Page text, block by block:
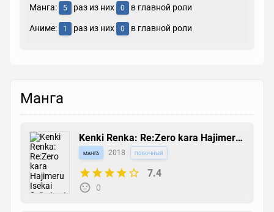
Манга: 5 раз из них 0 в главной роли
Аниме: 1 раз из них 0 в главной роли
Манга
Kenki Renka: Re:Zero kara Hajimeru
Isekai Seikatsu†Shinmeitan
манга 2018 побочный
7.4
0